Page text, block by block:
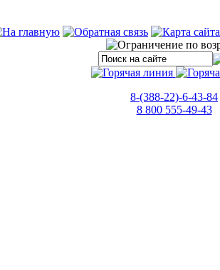
8-(388-22)-6-43-84
8 800 555-49-43